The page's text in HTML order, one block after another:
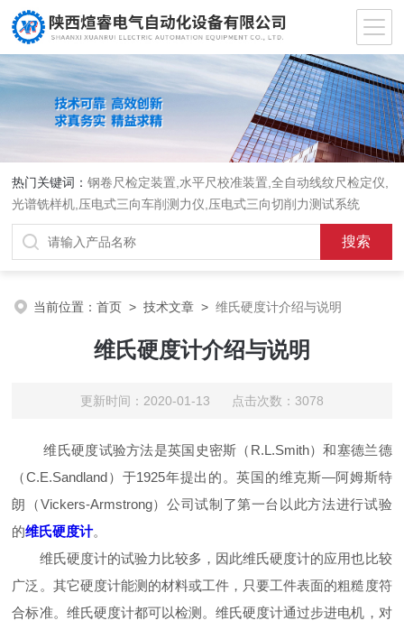
热门关键词：钢卷尺检定装置,水平尺校准装置,全自动线纹尺检定仪,
光谱铣样机,压电式三向车削测力仪,压电式三向切削力测试系统
当前位置：首页 >技术文章 >维氏硬度计介绍与说明
维氏硬度计介绍与说明
更新时间：2020-01-13 点击次数：3078
维氏硬度试验方法是英国史密斯（R.L.Smith）和塞德兰德
（C.E.Sandland）于1925年提出的。英国的维克斯—阿姆斯特
朗（Vickers-Armstrong）公司试制了第一台以此方法进行试验
的维氏硬度计。
维氏硬度计的试验力比较多，因此维氏硬度计的应用也比较
广泛。其它硬度计能测的材料或工件，只要工件表面的粗糙度符
合标准。维氏硬度计都可以检测。维氏硬度计通过步进电机，对